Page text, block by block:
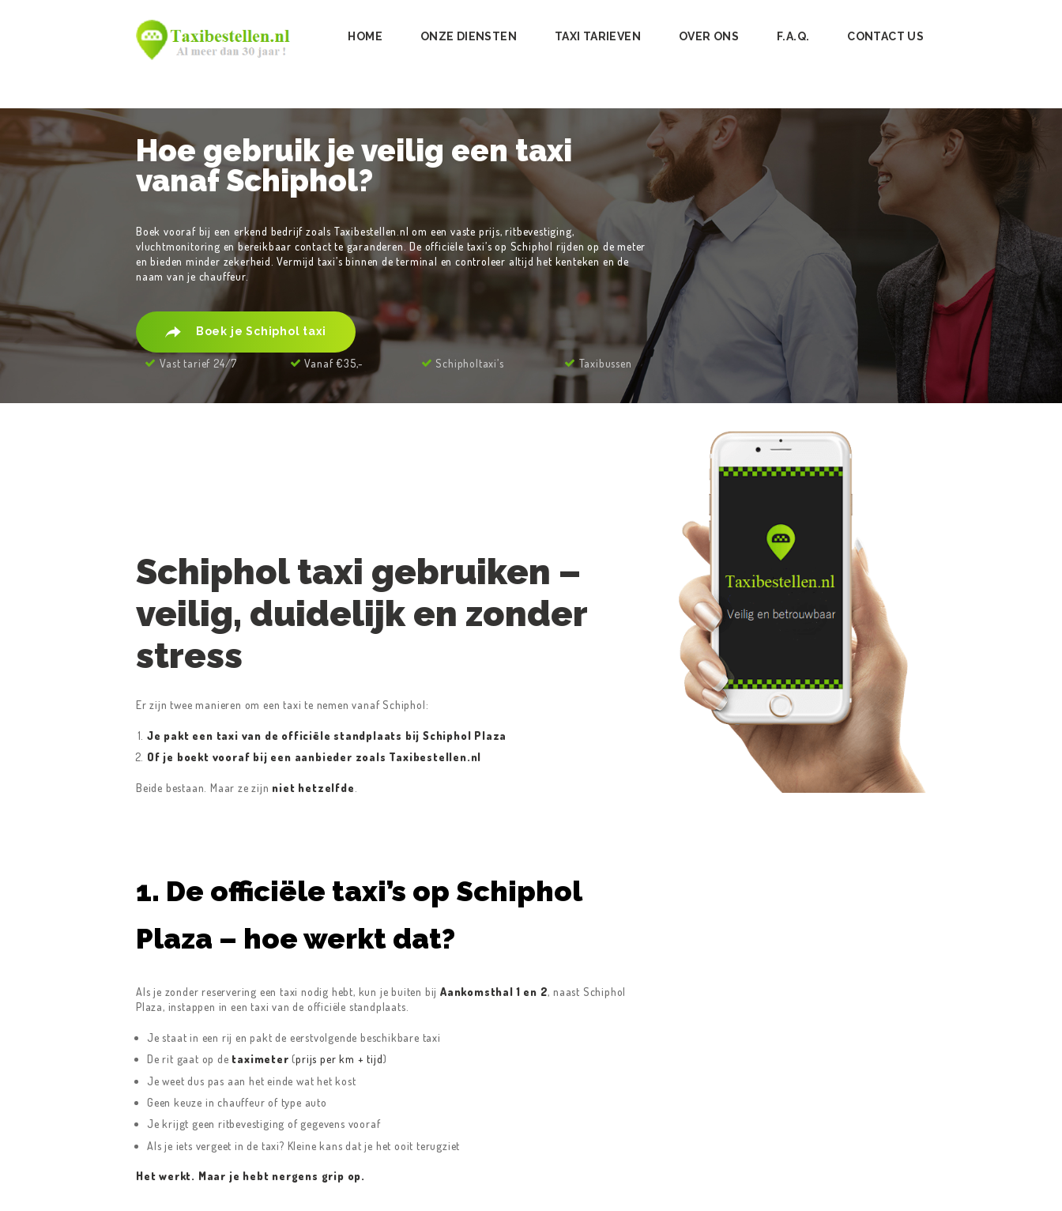
HOME ONZE DIENSTEN TAXI TARIEVEN OVER ONS F.A.Q. CONTACT US
Hoe gebruik je veilig een taxi
vanaf Schiphol?
Boek vooraf bij een erkend bedrijf zoals Taxibestellen.nl om een vaste prijs, ritbevestiging,
vluchtmonitoring en bereikbaar contact te garanderen. De officiële taxi’s op Schiphol rijden op de meter
en bieden minder zekerheid. Vermijd taxi’s binnen de terminal en controleer altijd het kenteken en de
naam van je chauffeur.
Boek je Schiphol taxi
Vast tarief 24/7 Vanaf €35,- Schipholtaxi’s Taxibussen
Schiphol taxi gebruiken –
veilig, duidelijk en zonder
stress
Er zijn twee manieren om een taxi te nemen vanaf Schiphol:
Je pakt een taxi van de officiële standplaats bij Schiphol Plaza
Of je boekt vooraf bij een aanbieder zoals Taxibestellen.nl
Beide bestaan. Maar ze zijn niet hetzelfde
1. De officiële taxi’s op Schiphol
Plaza – hoe werkt dat?
Als je zonder reservering een taxi nodig hebt, kun je buiten bij Aankomsthal 1 en 2, naast Schiphol
Plaza, instappen in een taxi van de officiële standplaats.
Je staat in een rij en pakt de eerstvolgende beschikbare taxi
De rit gaat op de taximeter (prijs per km + tijd)
Je weet dus pas aan het einde wat het kost
Geen keuze in chauffeur of type auto
Je krijgt geen ritbevestiging of gegevens vooraf
Als je iets vergeet in de taxi? Kleine kans dat je het ooit terugziet
Het werkt. Maar je hebt nergens grip op.